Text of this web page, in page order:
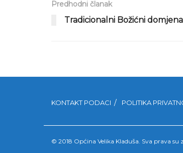
Predhodni članak
Tradicionalni Božićni
KONTAKT PODACI POLITIKA
© 2018 Općina Velika Kladuša. Sva prava su